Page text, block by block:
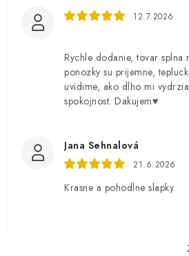
12.7.2026
Rychle dodanie, tovar splna
ponozky su prijemne,
uvidime, ako dlho mi
spokojnost. Dakujem♥️
Jana Sehnalová
21.6.2026
Krasne a pohodlne slapky.